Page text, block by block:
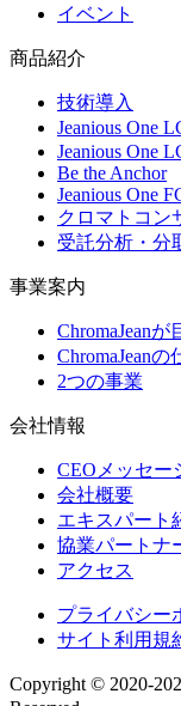
イベント
商品紹介
技術導入
Jeanious One
Jeanious One
Be the Anchor
Jeanious One
クロマトコン
受託分析・分
事業案内
ChromaJeanが
ChromaJeanの
2つの事業
会社情報
CEOメッセー
会社概要
エキスパート
協業パートナ
アクセス
プライバシー
サイト利用規
Copyright © 2020-